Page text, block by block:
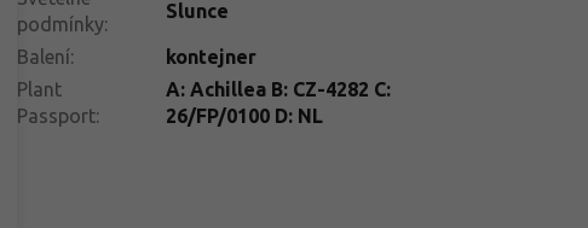
podmínky:
Slunce
Balení:
kontejner
Plant
Passport:
A: Achillea B: CZ-4282 C:
26/FP/0100 D: NL